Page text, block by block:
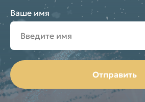
Ваше имя
Отправить